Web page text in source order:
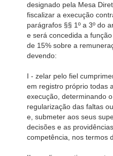
designado pela Mesa
fiscalizar a execução
parágrafos §§ 1º a 3º do
e será concedida a
de 15% sobre a
devendo:
I - zelar pelo fiel
em registro próprio todas
execução, determinando
regularização das faltas
e, submeter aos seus
decisões e as
competência, nos termos